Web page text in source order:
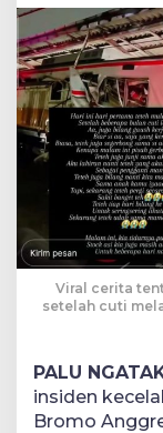
Viral cerita
setelah cuti
PALU
insiden
Bromo